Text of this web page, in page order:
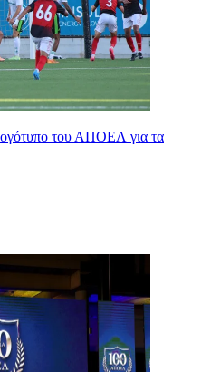
του ΑΠΟΕΛ για τα